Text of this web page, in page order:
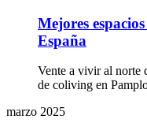
Mejores
España
Vente a vivir al norte
de coliving en
marzo 2025